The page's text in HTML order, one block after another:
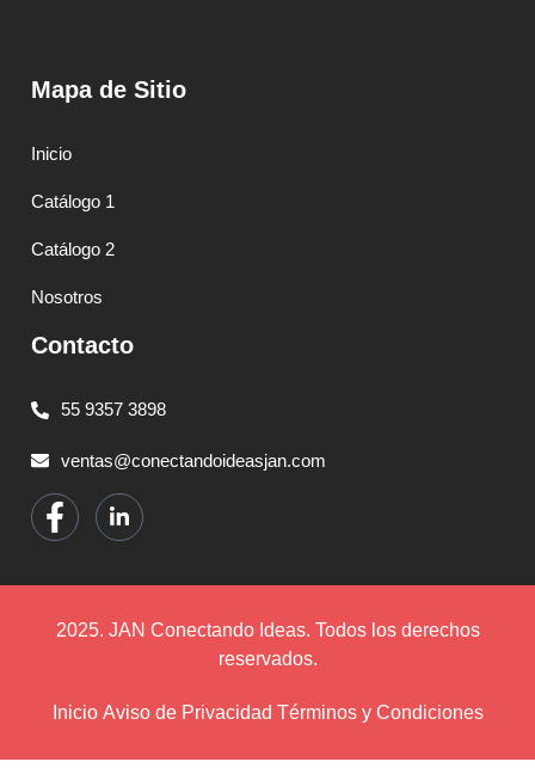
Mapa de Sitio
Inicio
Catálogo 1
Catálogo 2
Nosotros
Contacto
55 9357 3898
ventas@conectandoideasjan.com
2025. JAN Conectando Ideas. Todos los derechos
reservados.
Inicio Aviso de Privacidad Términos y Condiciones